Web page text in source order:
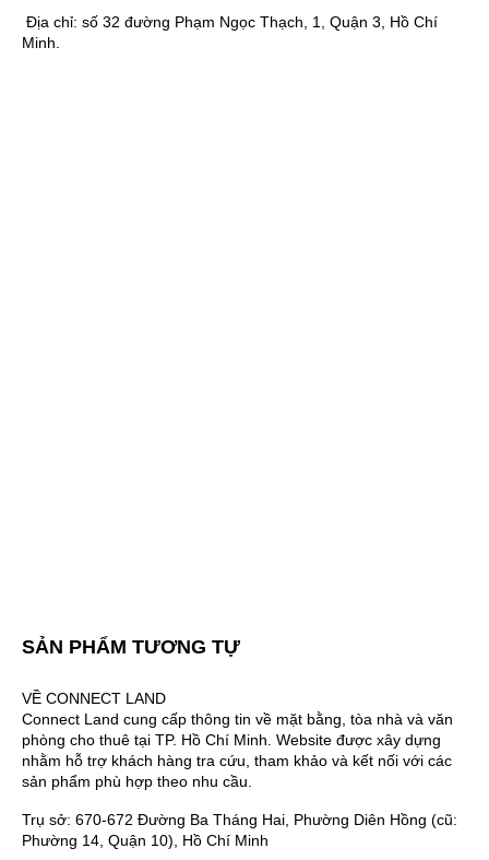
Địa chỉ: số 32 đường Phạm Ngọc Thạch, 1, Quận 3, Hồ Chí
Minh.
SẢN PHẨM TƯƠNG TỰ
VỀ CONNECT LAND
Connect Land cung cấp thông tin về mặt bằng, tòa nhà và văn
phòng cho thuê tại TP. Hồ Chí Minh. Website được xây dựng
nhằm hỗ trợ khách hàng tra cứu, tham khảo và kết nối với các
sản phẩm phù hợp theo nhu cầu.
Trụ sở: 670-672 Đường Ba Tháng Hai, Phường Diên Hồng (cũ:
Phường 14, Quận 10), Hồ Chí Minh